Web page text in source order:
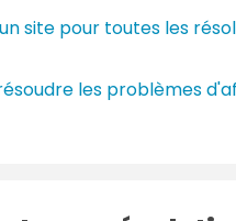
site pour toutes les
les problèmes